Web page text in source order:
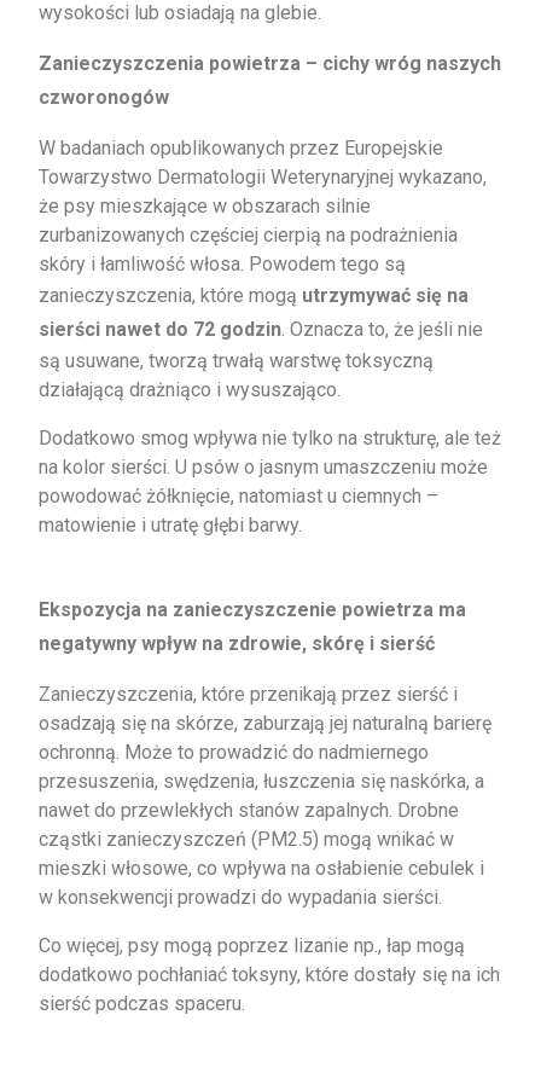
wysokości lub osiadają na glebie.
Zanieczyszczenia powietrza – cichy wróg naszych
czworonogów
W badaniach opublikowanych przez Europejskie
Towarzystwo Dermatologii Weterynaryjnej wykazano,
że psy mieszkające w obszarach silnie
zurbanizowanych częściej cierpią na podrażnienia
skóry i łamliwość włosa. Powodem tego są
zanieczyszczenia, które mogą utrzymywać się na
sierści nawet do 72 godzin. Oznacza to, że jeśli nie
są usuwane, tworzą trwałą warstwę toksyczną
działającą drażniąco i wysuszająco.
Dodatkowo smog wpływa nie tylko na strukturę, ale też
na kolor sierści. U psów o jasnym umaszczeniu może
powodować żółknięcie, natomiast u ciemnych –
matowienie i utratę głębi barwy.
Ekspozycja na zanieczyszczenie powietrza ma
negatywny wpływ na zdrowie, skórę i sierść
Zanieczyszczenia, które przenikają przez sierść i
osadzają się na skórze, zaburzają jej naturalną barierę
ochronną. Może to prowadzić do nadmiernego
przesuszenia, swędzenia, łuszczenia się naskórka, a
nawet do przewlekłych stanów zapalnych. Drobne
cząstki zanieczyszczeń (PM2.5) mogą wnikać w
mieszki włosowe, co wpływa na osłabienie cebulek i
w konsekwencji prowadzi do wypadania sierści.
Co więcej, psy mogą poprzez lizanie np., łap mogą
dodatkowo pochłaniać toksyny, które dostały się na ich
sierść podczas spaceru.